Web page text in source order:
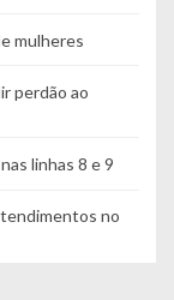
mulheres
perdão ao
linhas 8 e 9
no